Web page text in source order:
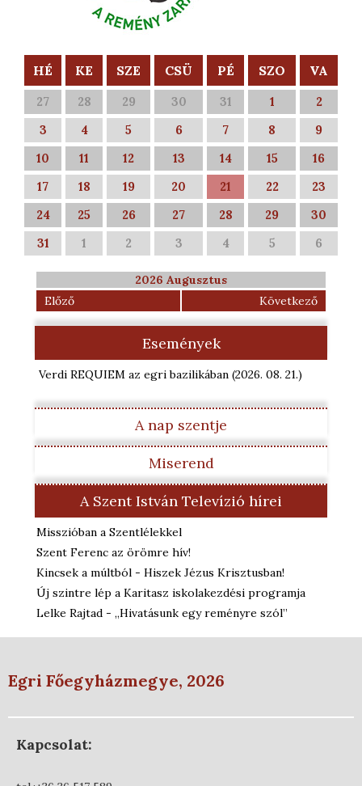
HÉ KE SZE CSÜ PÉ SZO VA
27 28 29 30 31 1
2
3
4 5 6 7 8
9
10
11 12 13 14 15
16
17
18 19 20 21 22
23
24
25 26 27 28 29
30
31
1 2 3 4 5 6
2026 Augusztus
Előző
Következő
Események
Verdi REQUIEM az egri bazilikában (2026. 08. 21.)
A nap szentje
Miserend
A Szent István Televízió hírei
Misszióban a Szentlélekkel
Szent Ferenc az örömre hív!
Kincsek a múltból - Hiszek Jézus Krisztusban!
Új szintre lép a Karitasz iskolakezdési programja
Lelke Rajtad - „Hivatásunk egy reményre szól”
Egri Főegyházmegye, 2026
Kapcsolat: